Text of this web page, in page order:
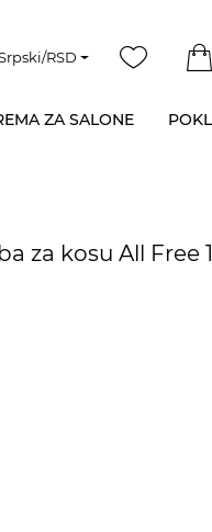
RSD
ZA SALONE
za kosu All Free